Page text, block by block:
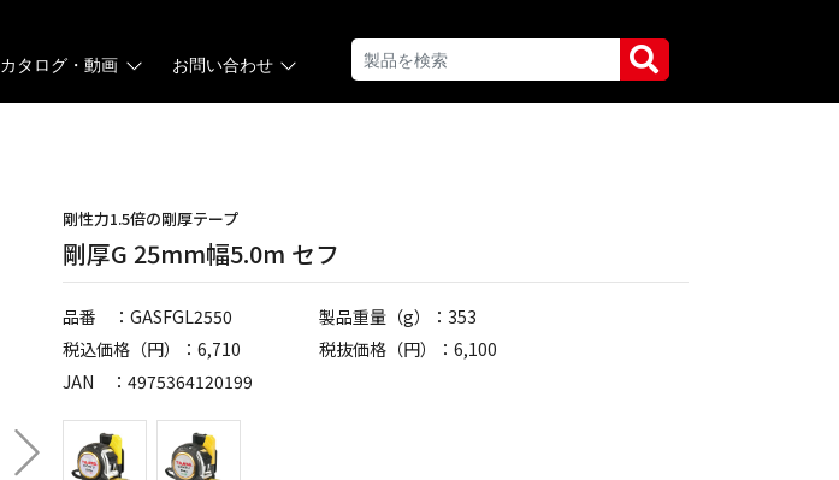
カタログ・動画 お問い合わせ
剛性力1.5倍の剛厚テープ
剛厚G 25mm幅5.0m セフ
品番 ：GASFGL2550
製品重量（g）：353
税込価格（円）：6,710
税抜価格（円）：6,100
JAN ：4975364120199